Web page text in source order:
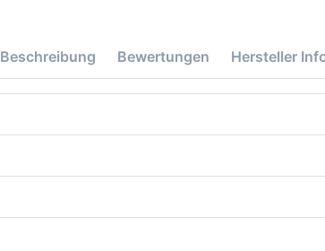
Beschreibung Bewertungen Hersteller